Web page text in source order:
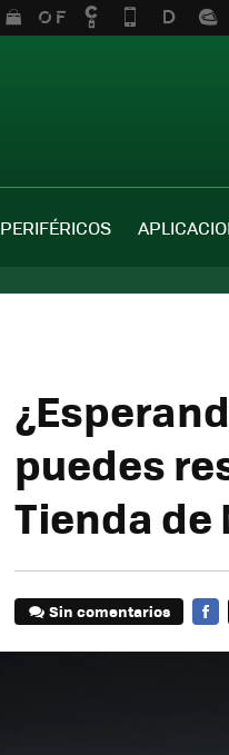
PERIFÉRICOS
puedes
Tienda
Sin comentarios